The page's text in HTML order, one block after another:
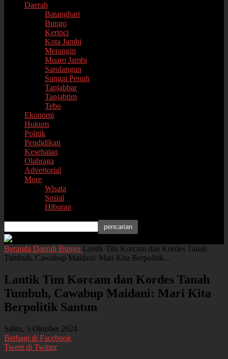
Daerah
Batanghari
Bungo
Kerinci
Kota Jambi
Merangin
Muaro Jambi
Sarolangun
Sungai Penuh
Tanjabbar
Tanjabtim
Tebo
Ekonomi
Hukum
Politik
Pendidikan
Kesehatan
Olahraga
Advertorial
More
Wisata
Sosial
Hiburan
Beranda Daerah Bungo Lantik Tim Korcam dan Kordes Tanah
Tumbuh, Cawabup Maidani: Mari Kita Berpolitik...
Lantik Tim Korcam dan Kordes Tanah
Tumbuh, Cawabup Maidani: Mari Kita
Berpolitik Santun
Sabtu, 5 Oktober 2024
Berbagi di Facebook
Tweet di Twitter